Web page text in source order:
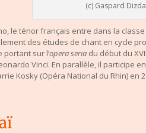
(c) Gaspard
le ténor français entre dans la
des études de chant en cycle
portant sur l’operaseria du début du
Vinci. En parallèle, il participe
Kosky (Opéra National du Rhin) en